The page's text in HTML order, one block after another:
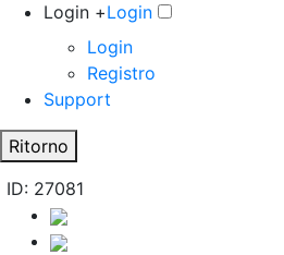
Login +Login
Login
Registro
Support
Ritorno
ID: 27081